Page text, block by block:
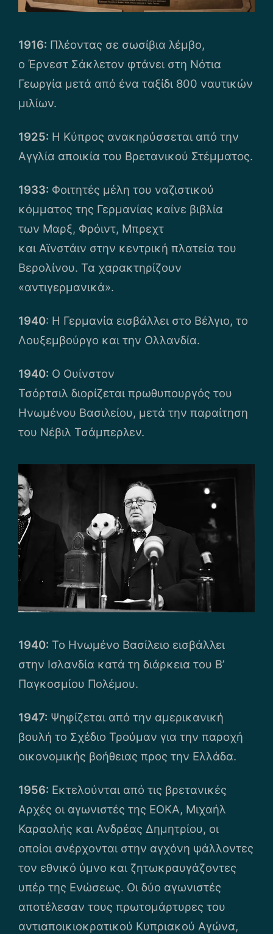
1916: Πλέοντας σε σωσίβια λέμβο,
ο Έρνεστ Σάκλετον φτάνει στη Νότια
Γεωργία μετά από ένα ταξίδι 800 ναυτικών
μιλίων.
1925: Η Κύπρος ανακηρύσσεται από την
Αγγλία αποικία του Βρετανικού Στέμματος.
1933: Φοιτητές μέλη του ναζιστικού
κόμματος της Γερμανίας καίνε βιβλία
των Μαρξ, Φρόιντ, Μπρεχτ
και Αϊνστάιν στην κεντρική πλατεία του
Βερολίνου. Τα χαρακτηρίζουν
«αντιγερμανικά».
1940: Η Γερμανία εισβάλλει στο Βέλγιο, το
Λουξεμβούργο και την Ολλανδία.
1940: Ο Ουίνστον
Τσόρτσιλ διορίζεται πρωθυπουργός του
Ηνωμένου Βασιλείου, μετά την παραίτηση
του Νέβιλ Τσάμπερλεν.
1940: Το Ηνωμένο Βασίλειο εισβάλλει
στην Ισλανδία κατά τη διάρκεια του Β’
Παγκοσμίου Πολέμου.
1947: Ψηφίζεται από την αμερικανική
βουλή το Σχέδιο Τρούμαν για την παροχή
οικονομικής βοήθειας προς την Ελλάδα.
1956: Εκτελούνται από τις βρετανικές
Αρχές οι αγωνιστές της ΕΟΚΑ, Μιχαήλ
Καραολής και Ανδρέας Δημητρίου, οι
οποίοι ανέρχονται στην αγχόνη ψάλλοντες
τον εθνικό ύμνο και ζητωκραυγάζοντες
υπέρ της Ενώσεως. Οι δύο αγωνιστές
αποτέλεσαν τους πρωτομάρτυρες του
αντιαποικιοκρατικού Κυπριακού Αγώνα,